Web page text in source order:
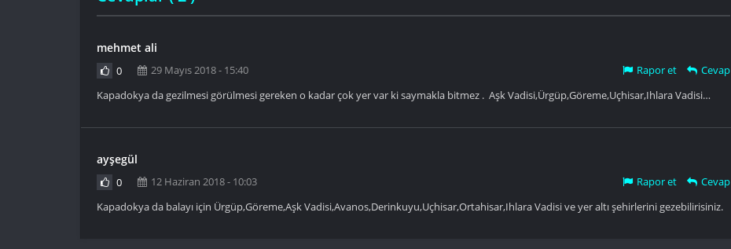
mehmet ali
0 29 Mayıs 2018 - 15:40 Rapor et
Cevap
Kapadokya da gezilmesi görülmesi gereken o kadar çok yer var ki saymakla bitmez . Aşk Vadisi,Ürgüp,Göreme,Uçhisar,Ihlara Vadisi…
ayşegül
0 12 Haziran 2018 - 10:03 Rapor et
Cevap
Kapadokya da balayı için Ürgüp,Göreme,Aşk Vadisi,Avanos,Derinkuyu,Uçhisar,Ortahisar,Ihlara Vadisi ve yer altı şehirlerini gezebilirisiniz.